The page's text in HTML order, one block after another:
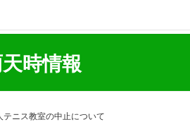
時情報
ニス教室の中止について